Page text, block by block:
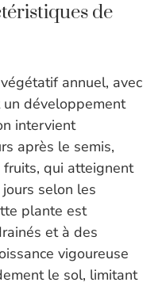
de
annuel, avec
développement
intervient
après le semis,
qui atteignent
selon les
plante est
et à des
vigoureuse
le sol, limitant